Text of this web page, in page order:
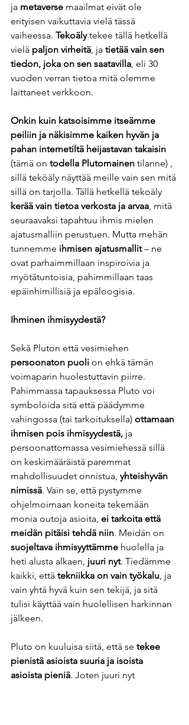
ja metaverse maailmat eivät ole
erityisen vaikuttavia vielä tässä
vaiheessa. Tekoäly tekee tällä hetkellä
vielä paljon virheitä, ja tietää vain sen
tiedon, joka on sen saatavilla, eli 30
vuoden verran tietoa mitä olemme
laittaneet verkkoon.
Onkin kuin katsoisimme itseämme
peiliin ja näkisimme kaiken hyvän ja
pahan internetiltä heijastavan takaisin
(tämä on todella Plutomainen tilanne) ,
sillä teköäly näyttää meille vain sen mitä
sillä on tarjolla. Tällä hetkellä tekoäly
kerää vain tietoa verkosta ja arvaa, mitä
seuraavaksi tapahtuu ihmis mielen
ajatusmalliin perustuen. Mutta mehän
tunnemme ihmisen ajatusmallit – ne
ovat parhaimmillaan inspiroivia ja
myötätuntoisia, pahimmillaan taas
epäinhimillisiä ja epäloogisia.
Ihminen ihmisyydestä?
Sekä Pluton että vesimiehen
persoonaton puoli on ehkä tämän
voimaparin huolestuttavin piirre.
Pahimmassa tapauksessa Pluto voi
symboloida sitä että päädymme
vahingossa (tai tarkoituksella) ottamaan
ihmisen pois ihmisyydestä, ja
persoonattomassa vesimiehessä sillä
on keskimääräistä paremmat
mahdollisuudet onnistua, yhteishyvän
nimissä. Vain se, että pystymme
ohjelmoimaan koneita tekemään
monia outoja asioita, ei tarkoita että
meidän pitäisi tehdä niin. Meidän on
suojeltava ihmisyyttämme huolella ja
heti alusta alkaen, juuri nyt. Tiedämme
kaikki, että tekniikka on vain työkalu, ja
vain yhtä hyvä kuin sen tekijä, ja sitä
tulisi käyttää vain huolellisen harkinnan
jälkeen.
Pluto on kuuluisa siitä, että se tekee
pienistä asioista suuria ja isoista
asioista pieniä. Joten juuri nyt